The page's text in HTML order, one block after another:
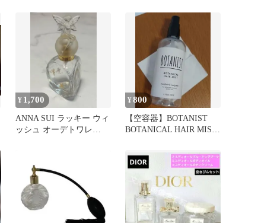
¥ 1,700
ANNA SUI ラッキー ウィ
ッシュ オーデトワレ
¥800
【空容器】BOTANIST
BOTANICAL HAIR MIST